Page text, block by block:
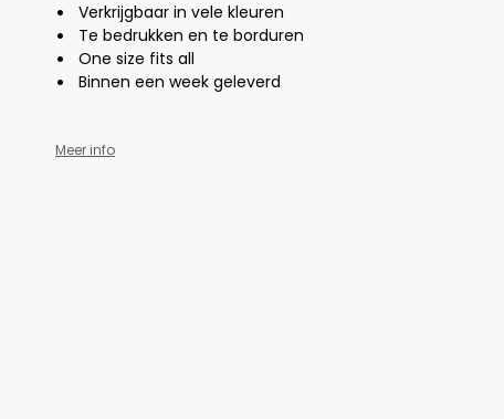
Verkrijgbaar in vele kleuren
Te bedrukken en te borduren
One size fits all
Binnen een week geleverd
Meer info